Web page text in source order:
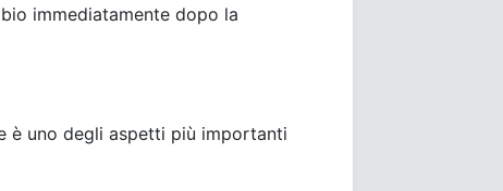
immediatamente dopo la
è uno degli aspetti più importanti